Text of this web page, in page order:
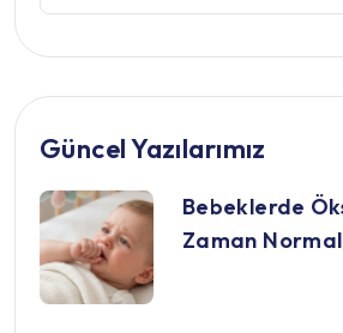
Güncel Yazılarımız
Bebeklerde
Zaman